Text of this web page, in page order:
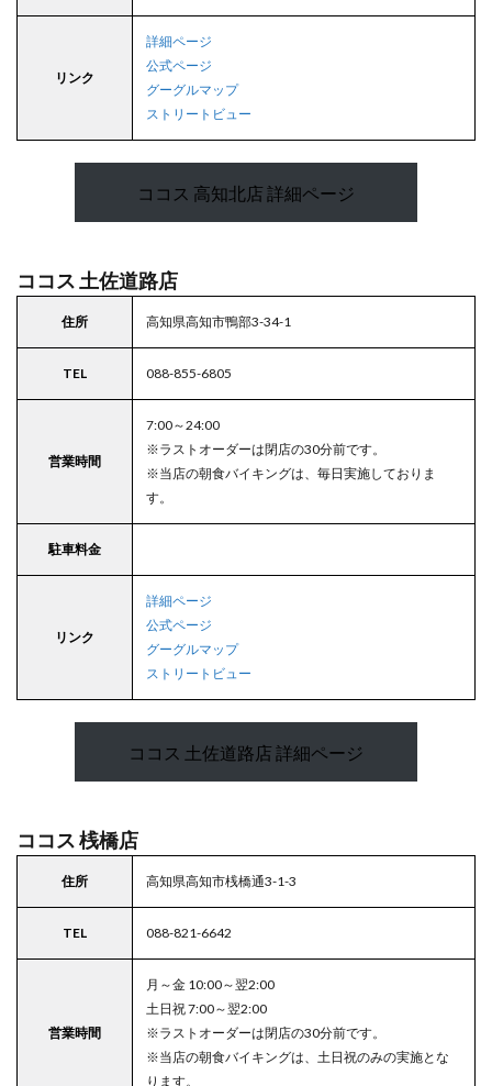
リンク
詳細ページ
公式ページ
グーグルマップ
ストリートビュー
ココス 高知北店 詳細ページ
ココス 土佐道路店
住所 高知県高知市鴨部3-34-1
TEL 088-855-6805
営業時間
7:00～24:00
※ラストオーダーは閉店の30分前です。
※当店の朝食バイキングは、毎日実施しておりま
す。
駐車料金
リンク
詳細ページ
公式ページ
グーグルマップ
ストリートビュー
ココス 土佐道路店 詳細ページ
ココス 桟橋店
住所 高知県高知市桟橋通3-1-3
TEL 088-821-6642
営業時間
月～金 10:00～翌2:00
土日祝 7:00～翌2:00
※ラストオーダーは閉店の30分前です。
※当店の朝食バイキングは、土日祝のみの実施とな
ります。